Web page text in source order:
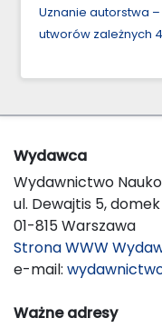
Uznanie autorstwa
utworów zależnych
Wydawca
Wydawnictwo
ul. Dewajtis 5,
01-815 Warszawa
Strona WWW
e-mail:
Ważne adresy